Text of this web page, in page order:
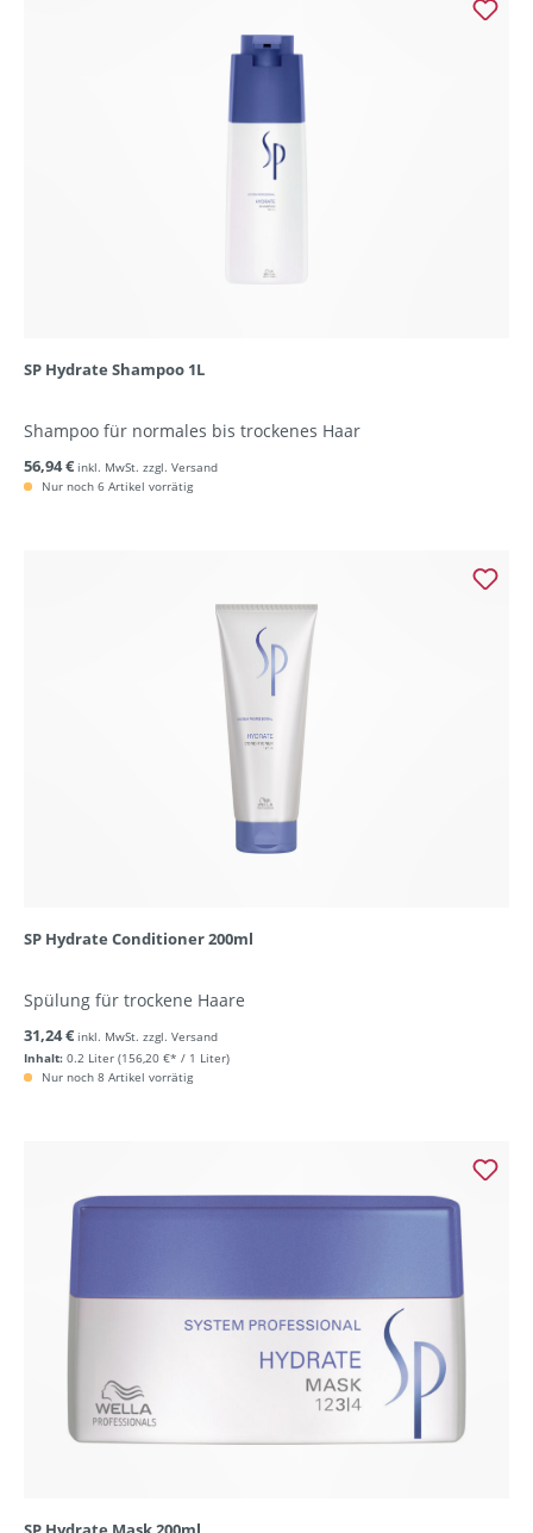
SP Hydrate Shampoo 1L
Shampoo für normales bis trockenes Haar
56,94 € inkl. MwSt. zzgl. Versand
Nur noch 6 Artikel vorrätig
SP Hydrate Conditioner 200ml
Spülung für trockene Haare
Inhalt: 0.2 Liter (156,20 €* / 1 Liter)
31,24 € inkl. MwSt. zzgl. Versand
Nur noch 8 Artikel vorrätig